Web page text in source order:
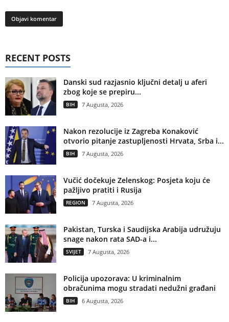
RECENT POSTS
Danski sud razjasnio ključni detalj u aferi
zbog koje se prepiru...
BIH 7 Augusta, 2026
Nakon rezolucije iz Zagreba Konaković
otvorio pitanje zastupljenosti Hrvata, Srba i...
BIH 7 Augusta, 2026
Vučić dočekuje Zelenskog: Posjeta koju će
pažljivo pratiti i Rusija
REGION 7 Augusta, 2026
Pakistan, Turska i Saudijska Arabija udružuju
snage nakon rata SAD-a i...
SVIJET 7 Augusta, 2026
Policija upozorava: U kriminalnim
obračunima mogu stradati nedužni građani
BIH 6 Augusta, 2026